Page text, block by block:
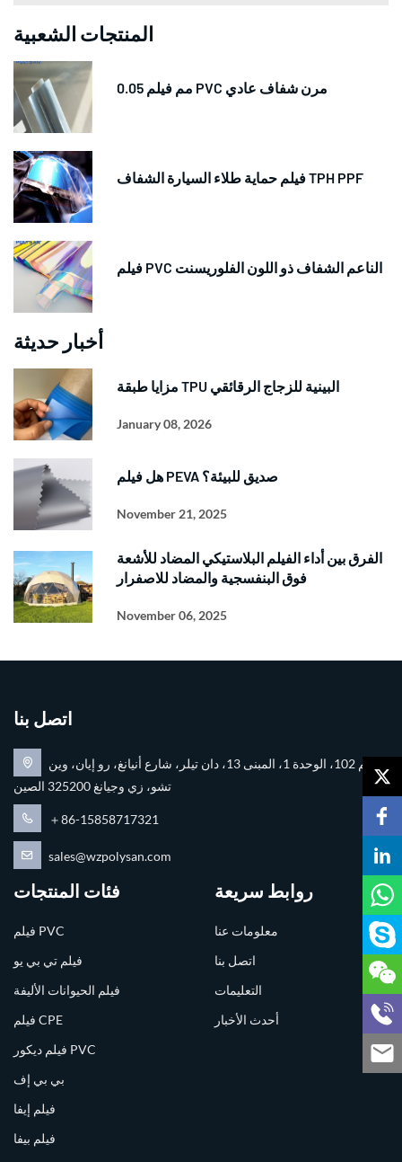
المنتجات الشعبية
0.05 مم فيلم PVC مرن شفاف عادي
فيلم حماية طلاء السيارة الشفاف TPH PPF
فيلم PVC الناعم الشفاف ذو اللون الفلوريسنت
أخبار حديثة
مزايا طبقة TPU البينية للزجاج الرقائقي
January 08, 2026
هل فيلم PEVA صديق للبيئة؟
November 21, 2025
الفرق بين أداء الفيلم البلاستيكي المضاد للأشعة
فوق البنفسجية والمضاد للاصفرار
November 06, 2025
اتصل بنا
رقم 102، الوحدة 1، المبنى 13، دان تيلر، شارع أنيانغ، رو إيان، وين
تشو، زي وجيانغ 325200 الصين
＋86-15858717321
sales@wzpolysan.com
فئات المنتجات
فيلم PVC
فيلم تي بي يو
فيلم الحيوانات الأليفة
فيلم CPE
فيلم ديكور PVC
بي بي إف
فيلم إيفا
فيلم بيفا
روابط سريعة
معلومات عنا
اتصل بنا
التعليمات
أحدث الأخبار